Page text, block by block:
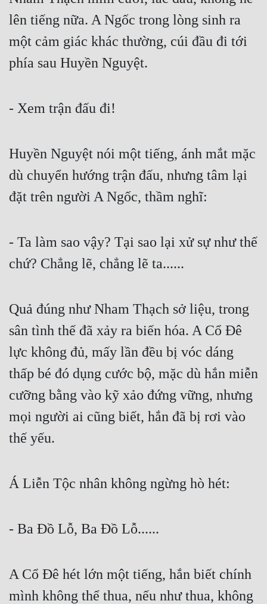
Trùng Sinh
Trọng Sinh
Tu Tiên
Vô Địch
Võ Hiệp
Võng Du
Xuyên Nhanh
Đô Thị
Đông Phương
Đông Phương Huyền Huyễn
Đồng Nhân
Ngự Thú
Truyện Nữ
Xây Dựng Thế Lực
lên tiếng nữa. A Ngốc trong lòng sinh ra
một cảm giác khác thường, cúi đầu đi tới
phía sau Huyền Nguyệt.
- Xem trận đấu đi!
Huyền Nguyệt nói một tiếng, ánh mắt mặc
dù chuyển hướng trận đấu, nhưng tâm lại
đặt trên người A Ngốc, thầm nghĩ:
- Ta làm sao vậy? Tại sao lại xử sự như thế
chứ? Chẳng lẽ, chẳng lẽ ta......
Quả đúng như Nham Thạch sở liệu, trong
sân tình thế đã xảy ra biến hóa. A Cổ Đê
lực không đủ, mấy lần đều bị vóc dáng
thấp bé đó dụng cước bộ, mặc dù hắn miễn
cưỡng bằng vào kỹ xảo đứng vững, nhưng
mọi người ai cũng biết, hắn đã bị rơi vào
thế yếu.
Á Liễn Tộc nhân không ngừng hò hét:
- Ba Đồ Lỗ, Ba Đồ Lỗ......
A Cổ Đê hét lớn một tiếng, hắn biết chính
mình không thể thua, nếu như thua, không